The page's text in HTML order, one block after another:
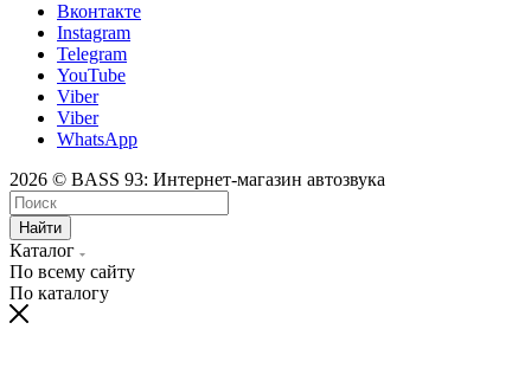
Вконтакте
Instagram
Telegram
YouTube
Viber
Viber
WhatsApp
2026 © BASS 93: Интернет-магазин автозвука
Найти
Каталог
По всему сайту
По каталогу